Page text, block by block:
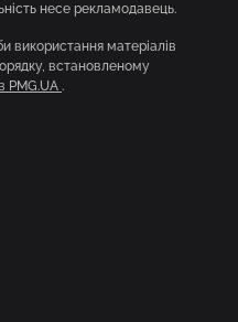
несе рекламодавець.
використання матеріалів
встановленому
PMG.UA .